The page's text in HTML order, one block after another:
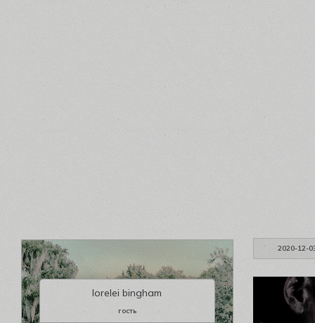
2020-12-
lorelei bingham
гость